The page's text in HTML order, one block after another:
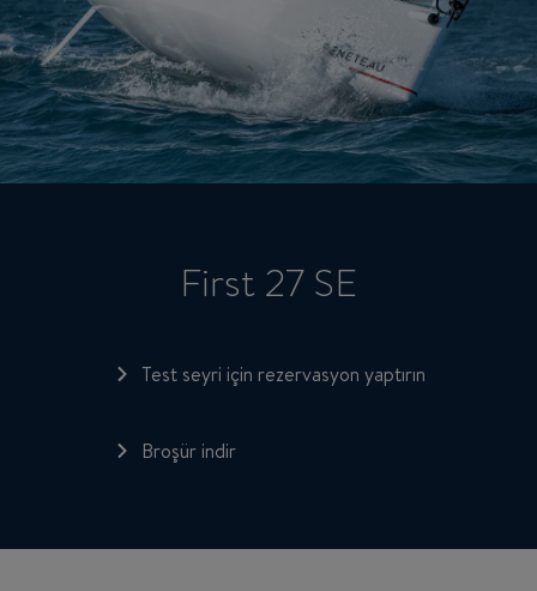
First 27 SE
Test seyri için rezervasyon yaptırın
Broşür indir